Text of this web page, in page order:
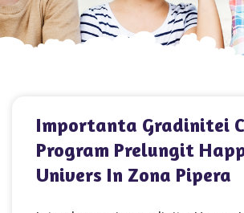
Importanta Gradinitei
Program Prelungit
Univers In Zona Pipera